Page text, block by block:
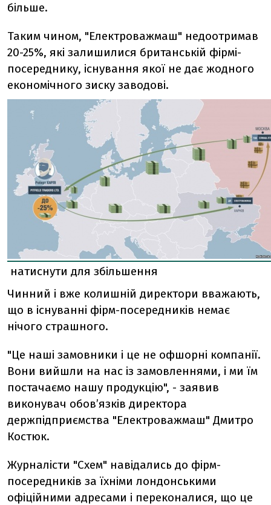
більше.
Таким чином, "Електроважмаш" недоотримав
20-25%, які залишилися британській фірмі-
посереднику, існування якої не дає жодного
економічного зиску заводові.
натиснути для збільшення
Чинний і вже колишній директори вважають,
що в існуванні фірм-посередників немає
нічого страшного.
"Це наші замовники і це не офшорні компанії.
Вони вийшли на нас із замовленнями, і ми їм
постачаємо нашу продукцію", - заявив
виконувач обов’язків директора
держпідприємства "Електроважмаш" Дмитро
Костюк.
Журналісти "Схем" навідались до фірм-
посередників за їхніми лондонськими
офіційними адресами і переконалися, що це